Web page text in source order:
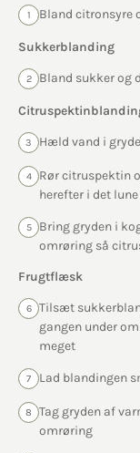
1 Bland citronsyre
Sukkerblanding
2 Bland sukker og
3 Hæld vand i
4
Rør citruspektin
herefter i det
5
Bring gryden i
omrøring så
Frugtflæsk
6
Tilsæt
gangen under
meget
7 Lad blandingen
8
Tag gryden af
omrøring